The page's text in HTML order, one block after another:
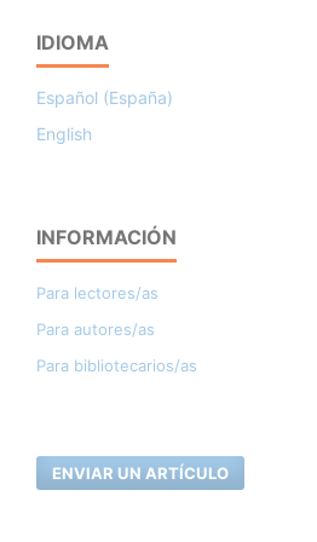
IDIOMA
Español (España)
English
INFORMACIÓN
Para lectores/as
Para autores/as
Para bibliotecarios/as
ENVIAR UN ARTÍCULO